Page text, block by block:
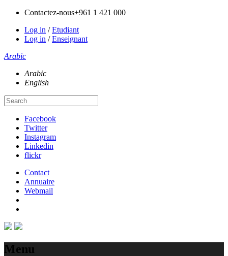
Contactez-nous+961 1 421 000
Log in /Etudiant
Log in /Enseignant
Arabic
Arabic
English
Facebook
Twitter
Instagram
Linkedin
flickr
Contact
Annuaire
Webmail
Menu